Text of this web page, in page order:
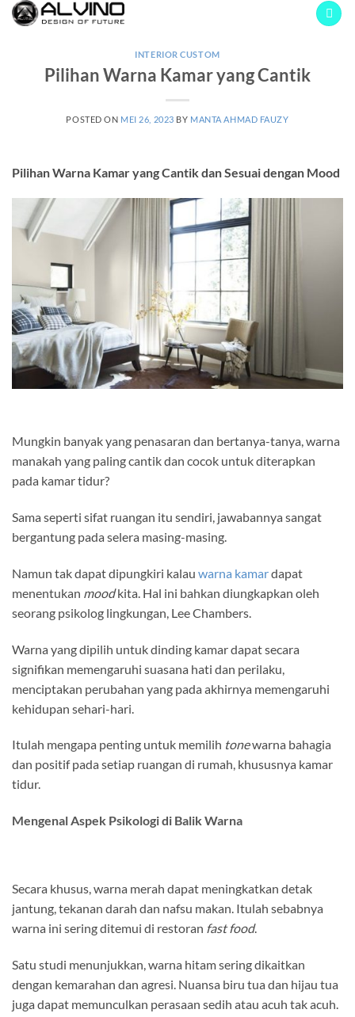
Skip
INTERIOR CUSTOM
Pilihan Warna Kamar yang Cantik
POSTED ON MEI 26, 2023 BY MANTA AHMAD FAUZY
Pilihan Warna Kamar yang Cantik dan Sesuai dengan Mood
Mungkin banyak yang penasaran dan bertanya-tanya, warna
manakah yang paling cantik dan cocok untuk diterapkan
pada kamar tidur?
Sama seperti sifat ruangan itu sendiri, jawabannya sangat
bergantung pada selera masing-masing.
Namun tak dapat dipungkiri kalau warna kamardapat
menentukan moodkita. Hal ini bahkan diungkapkan oleh
seorang psikolog lingkungan, Lee Chambers.
Warna yang dipilih untuk dinding kamar dapat secara
signifikan memengaruhi suasana hati dan perilaku,
menciptakan perubahan yang pada akhirnya memengaruhi
kehidupan sehari-hari.
Itulah mengapa penting untuk memilih tonewarna bahagia
dan positif pada setiap ruangan di rumah, khususnya kamar
tidur.
Mengenal Aspek Psikologi di Balik Warna
Secara khusus, warna merah dapat meningkatkan detak
jantung, tekanan darah dan nafsu makan. Itulah sebabnya
warna ini sering ditemui di restoran fast food.
Satu studi menunjukkan, warna hitam sering dikaitkan
dengan kemarahan dan agresi. Nuansa biru tua dan hijau tua
juga dapat memunculkan perasaan sedih atau acuh tak acuh.